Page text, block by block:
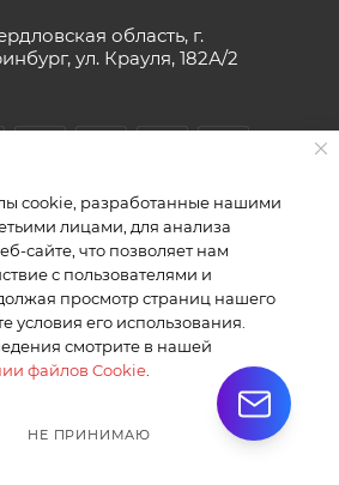
область, г.
ул. Крауля, 182А/2
и сервис для внедорожников г.
182А/2. ИП Комаров А.Ю.
cookie, разработанные нашими
лицами, для анализа
сайте, что позволяет нам
с пользователями и
просмотр страниц нашего
условия его использования.
смотрите в нашей
файлов Cookie
НЕ ПРИНИМАЮ